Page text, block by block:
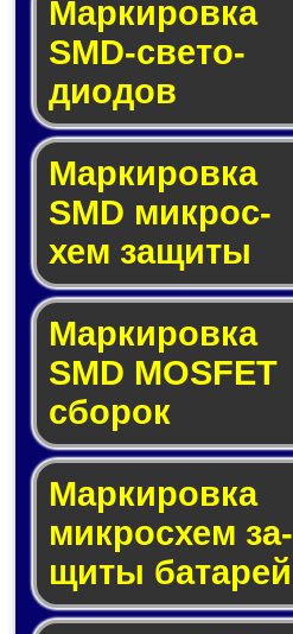
Маркировка
SMD-све­то­
дио­дов
Мар­ки­ров­ка
SMD мик­рос­
хем защиты
Мар­ки­ров­ка
SMD MOSFET
сбо­рок
Мар­ки­ров­ка
мик­ро­схем за­
щи­ты ба­та­рей